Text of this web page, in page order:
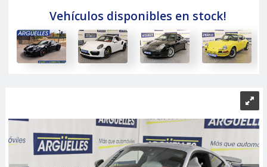
Vehículos disponibles en stock!